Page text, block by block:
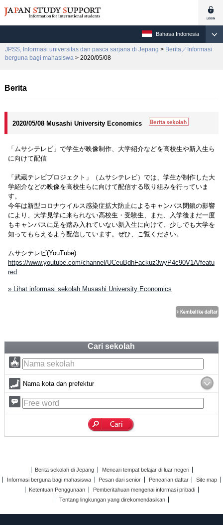
Bahasa Indonesia
JPSS, Informasi universitas dan pasca sarjana di Jepang > Berita／Informasi
berguna bagi mahasiswa > 2020/05/08
Berita
2020/05/08 Musashi University Economics
「ムサシテレビ」で学生が映像制作、大学紹介などを高校生や新入生ら
に向けて配信
「武蔵テレビプロジェクト」（ムサシテレビ）では、学生が制作した大
学紹介などの映像を高校生らに向けて配信する取り組みを行っていま
す。
今年は新型コロナウイルス感染症拡大防止によるキャンパス閉鎖の影響
により、大学見学に来られない高校生・受験生、また、入学後まだ一度
もキャンパスに足を踏み入れていない新入生に向けて、少しでも大学を
知ってもらえるよう配信しています。ぜひ、ご覧ください。
ムサシテレビ(YouTube)
https://www.youtube.com/channel/UCeuBdhFackuz3wyP4c90V1A/featu
red
» Lihat informasi sekolah Musashi University Economics
Cari sekolah
Nama kota dan prefektur
Berita sekolah di Jepang
Mencari tempat belajar di luar negeri
Informasi berguna bagi mahasiswa
Pesan dari senior Pencarian daftar
Site map
Ketentuan Penggunaan
Pemberitahuan mengenai informasi pribadi
Tentang lingkungan yang direkomendasikan